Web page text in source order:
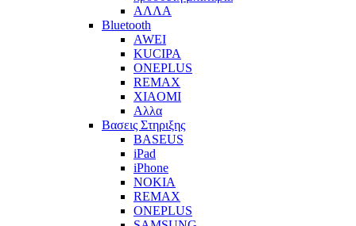
ΑΛΛΑ
Bluetooth
AWEI
KUCIPA
ONEPLUS
REMAX
XIAOMI
Αλλα
Βασεις Στηριξης
BASEUS
iPad
iPhone
NOKIA
REMAX
ONEPLUS